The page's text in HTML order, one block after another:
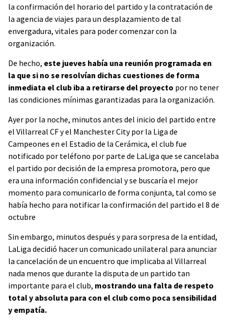
la confirmación del horario del partido y la contratación de
la agencia de viajes para un desplazamiento de tal
envergadura, vitales para poder comenzar con la
organización.
De hecho, este jueves había una reunión programada en
la que si no se resolvían dichas cuestiones de forma
inmediata el club iba a retirarse del proyecto por no tener
las condiciones mínimas garantizadas para la organización.
Ayer por la noche, minutos antes del inicio del partido entre
el Villarreal CF y el Manchester City por la Liga de
Campeones en el Estadio de la Cerámica, el club fue
notificado por teléfono por parte de LaLiga que se cancelaba
el partido por decisión de la empresa promotora, pero que
era una información confidencial y se buscaría el mejor
momento para comunicarlo de forma conjunta, tal como se
había hecho para notificar la confirmación del partido el 8 de
octubre
Sin embargo, minutos después y para sorpresa de la entidad,
LaLiga decidió hacer un comunicado unilateral para anunciar
la cancelación de un encuentro que implicaba al Villarreal
nada menos que durante la disputa de un partido tan
importante para el club, mostrando una falta de respeto
total y absoluta para con el club como poca sensibilidad
y empatía.